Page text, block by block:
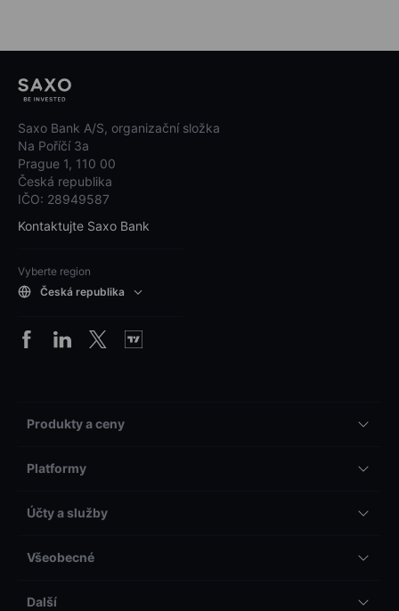
Saxo Bank A/S, organizační složka
Na Poříčí 3a
Prague 1, 110 00
Česká republika
IČO: 28949587
Kontaktujte Saxo Bank
Vyberte region
Česká republika
Produkty a ceny
Platformy
Účty a služby
Všeobecné
Další